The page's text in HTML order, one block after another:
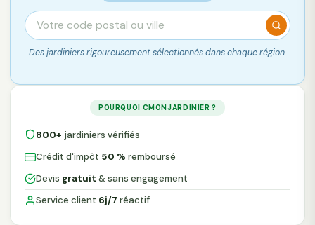
Des jardiniers rigoureusement sélectionnés dans chaque région.
POURQUOI CMONJARDINIER ?
800+ jardiniers vérifiés
Crédit d'impôt 50 % remboursé
Devis gratuit & sans engagement
Service client 6j/7 réactif